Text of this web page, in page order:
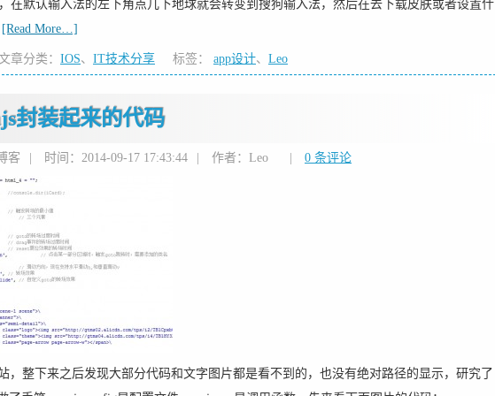
在默认输入法的左下角点几下地球就会转变到搜狗输入法，然后在去下载皮肤或者设置什
[Read More…]
分类： IOS、 IT技术分享 标签： app设计、 Leo
封装起来的代码
客 时间：2014-09-17 17:43:44 作者：Leo 0 条评论
，整下来之后发现大部分代码和文字图片都是看不到的，也没有绝对路径的显示，研究了